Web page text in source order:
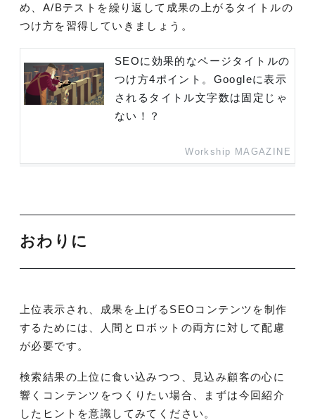
め、A/Bテストを繰り返して成果の上がるタイトルの
つけ方を習得していきましょう。
SEOに効果的なページタイトルの
つけ方4ポイント。Googleに表示
されるタイトル文字数は固定じゃ
ない！？
Workship MAGAZINE
おわりに
上位表示され、成果を上げるSEOコンテンツを制作
するためには、人間とロボットの両方に対して配慮
が必要です。
検索結果の上位に食い込みつつ、見込み顧客の心に
響くコンテンツをつくりたい場合、まずは今回紹介
したヒントを意識してみてください。